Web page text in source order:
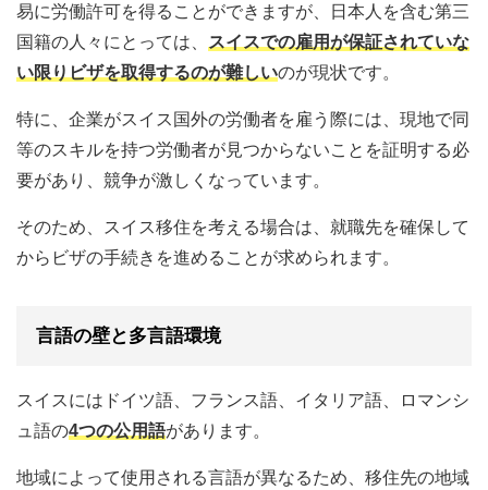
易に労働許可を得ることができますが、日本人を含む第三
国籍の人々にとっては、
スイスでの雇用が保証されていな
い限りビザを取得するのが難しいのが現状です。
特に、企業がスイス国外の労働者を雇う際には、現地で同
等のスキルを持つ労働者が見つからないことを証明する必
要があり、競争が激しくなっています。
そのため、スイス移住を考える場合は、就職先を確保して
からビザの手続きを進めることが求められます。
言語の壁と多言語環境
スイスにはドイツ語、フランス語、イタリア語、ロマンシ
ュ語の4つの公用語があります。
地域によって使用される言語が異なるため、移住先の地域